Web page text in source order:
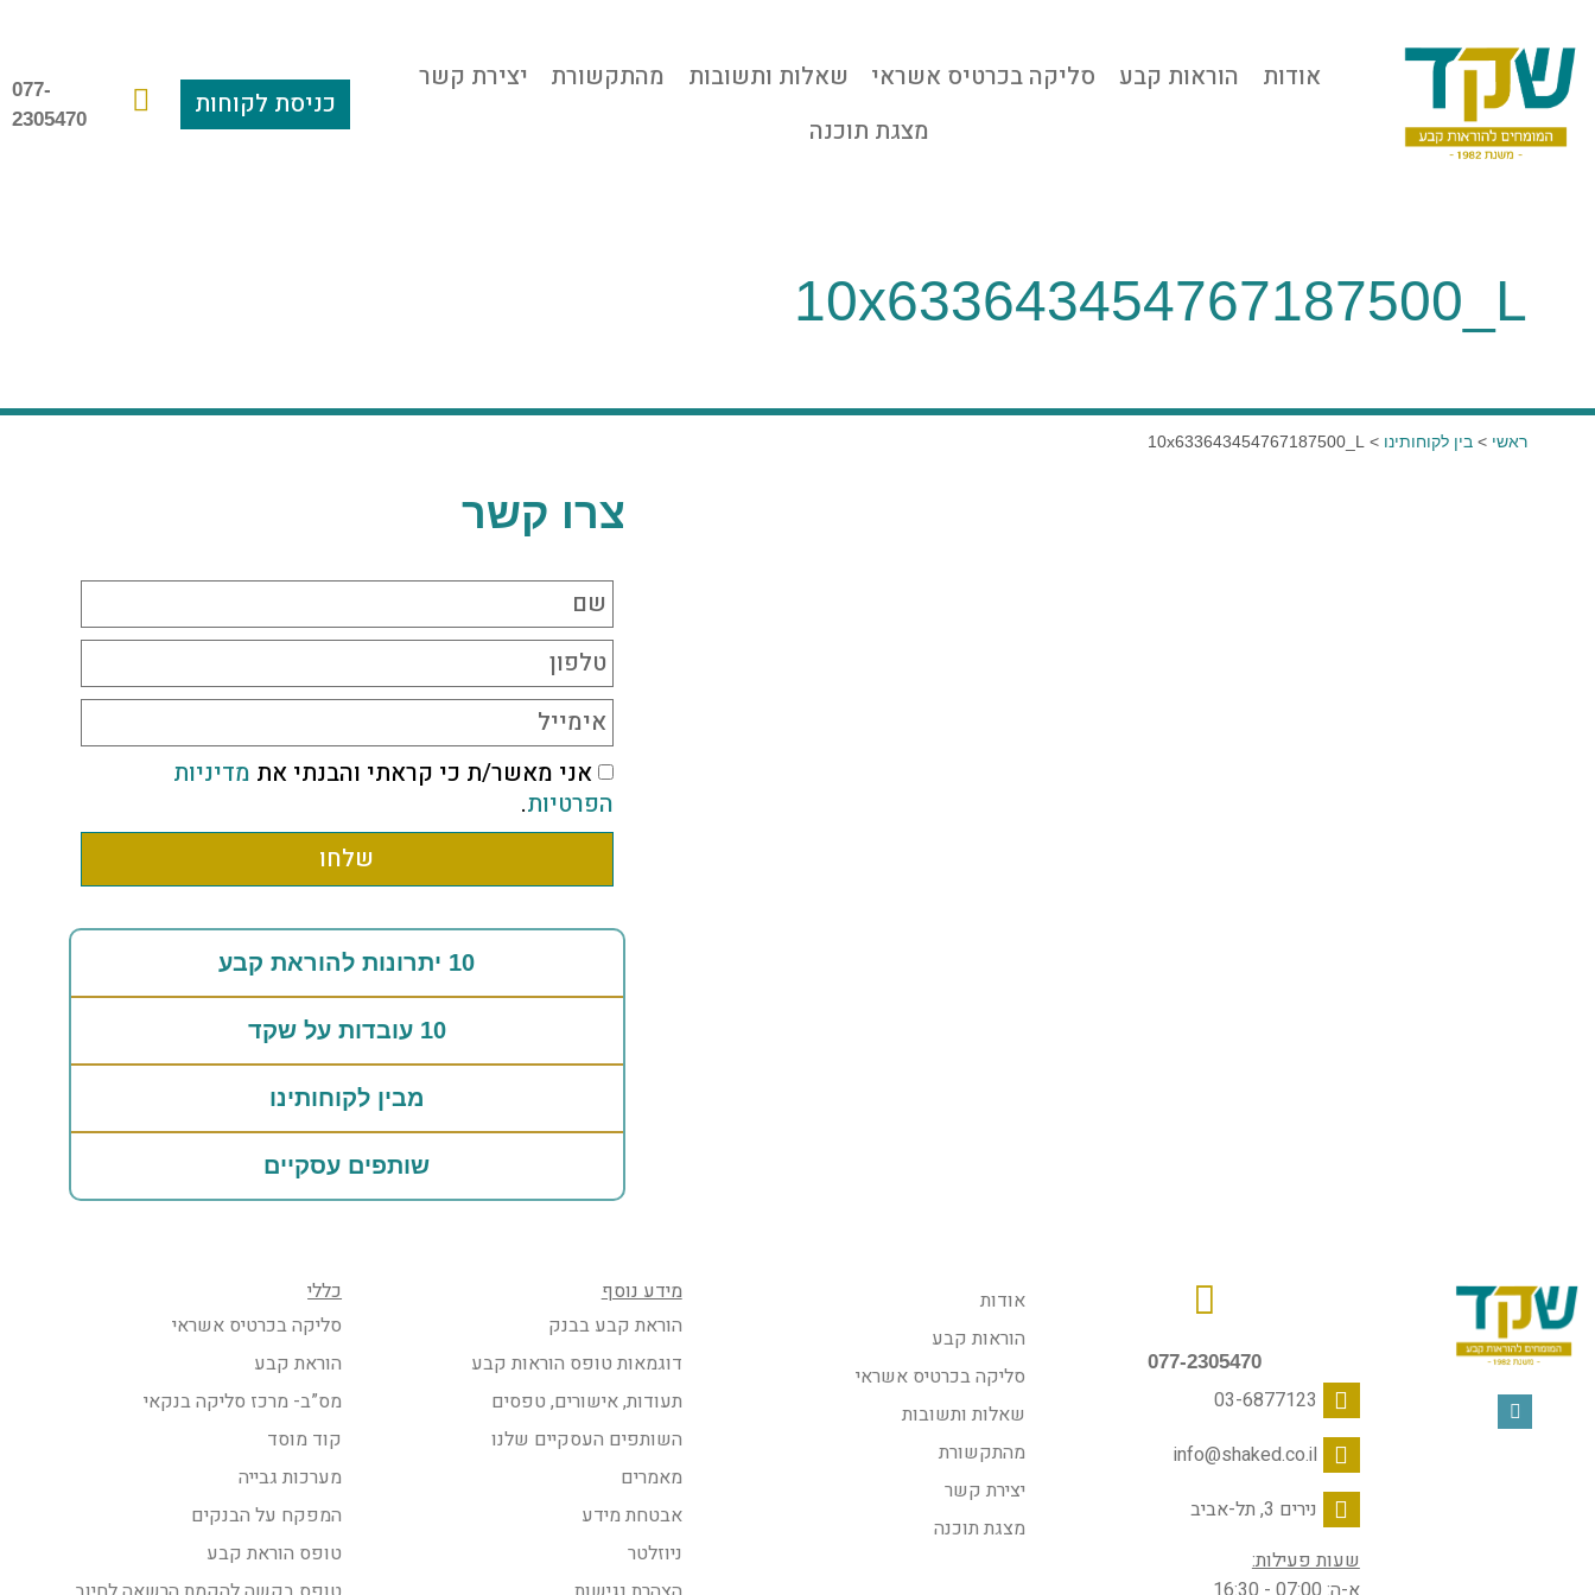
אודות הוראות קבע סליקה בכרטיס אשראי שאלות ותשובות מהתקשורת
יצירת קשר
מצגת תוכנה
כניסת לקוחות
077-
2305470
10x633643454767187500_L
ראשי > בין לקוחותינו >
10x633643454767187500_L
צרו קשר
אני מאשר/ת כי קראתי והבנתי את מדיניות
הפרטיות.
שלחו
10 יתרונות להוראת קבע
10 עובדות על שקד
מבין לקוחותינו
שותפים עסקיים
077-2305470
03-6877123
info@shaked.co.il
נירים 3, תל-אביב
שעות פעילות:
אודות
הוראות קבע
סליקה בכרטיס אשראי
שאלות ותשובות
מהתקשורת
יצירת קשר
מצגת תוכנה
מידע נוסף
הוראת קבע בבנק
דוגמאות טופס הוראות קבע
תעודות, אישורים, טפסים
השותפים העסקיים שלנו
מאמרים
אבטחת מידע
ניוזלטר
כללי
סליקה בכרטיס אשראי
הוראת קבע
מס”ב- מרכז סליקה בנקאי
קוד מוסד
מערכות גבייה
המפקח על הבנקים
טופס הוראת קבע